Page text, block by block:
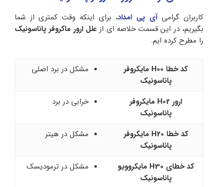
کاربران گرامیآی‌ پی امداد، برای اینکه وقت کمتری از شما
بگیریم، در این قسمت خلاصه ای ازعلل ارور ماکروفر پاناسونیک
را مطرح کرده ایم.
کد خطا H00 مایکروفر
پاناسونیک
مشکل در برد اصلی
ارور H02 مایکروفر
پاناسونیک
خرابی در برد
کد خطا H20 مایکروفر
پاناسونیک
مشکل در هیتر
کد خطای H30 مایکروویو
پاناسونیک
مشکل در ترمودیسک